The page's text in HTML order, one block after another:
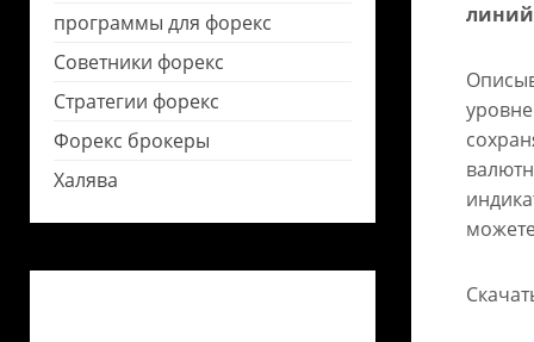
программы для форекс
Советники форекс
Стратегии форекс
Форекс брокеры
Халява